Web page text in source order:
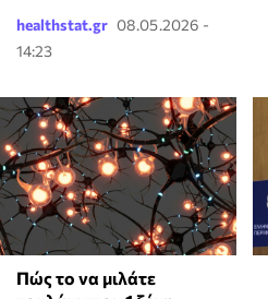
healthstat.gr 08.05.2026 -
14:23
⁠Πώς το να μιλάτε